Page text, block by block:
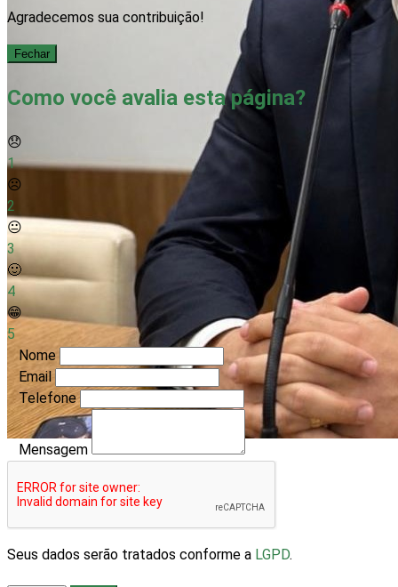
Agradecemos sua contribuição!
Fechar
Como você avalia esta página?
😞
1
☹️
2
😐
3
🙂
4
😁
5
Nome
Email
Telefone
Mensagem
Seus dados serão tratados conforme a LGPD.